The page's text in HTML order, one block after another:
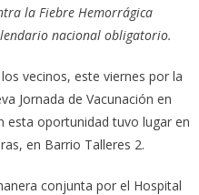
la Fiebre Hemorrágica
nacional obligatorio.
vecinos, este viernes por la
Jornada de Vacunación en
esta oportunidad tuvo lugar en
en Barrio Talleres 2.
conjunta por el Hospital